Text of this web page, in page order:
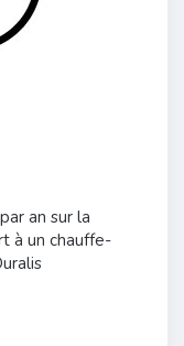
an sur la
à un chauffe-